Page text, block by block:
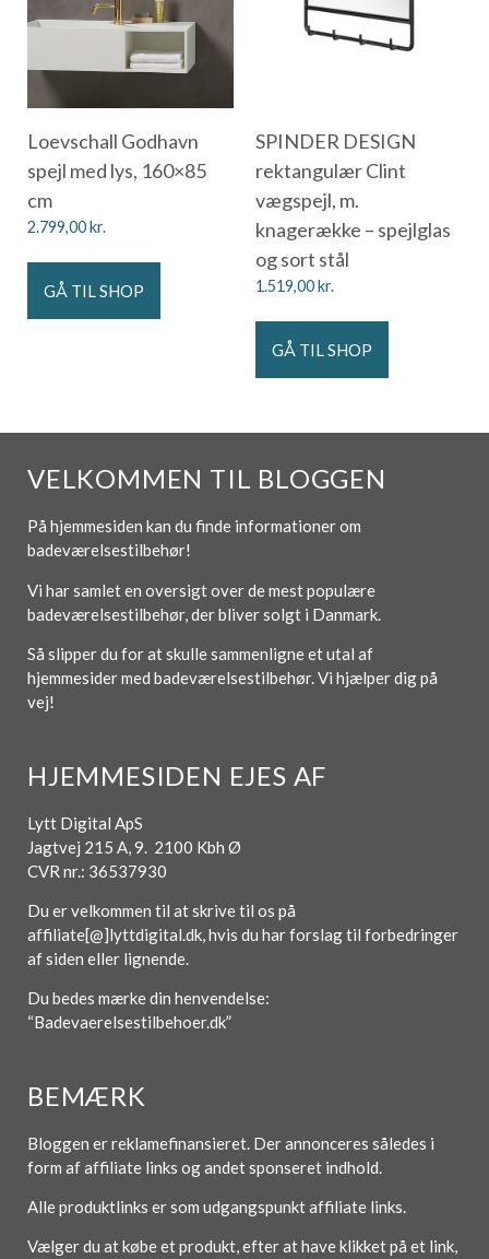
Loevschall Godhavn
spejl med lys, 160×85
cm
2.799,00kr.
GÅ TIL SHOP
SPINDER DESIGN
rektangulær Clint
vægspejl, m.
knagerække – spejlglas
og sort stål
1.519,00kr.
GÅ TIL SHOP
VELKOMMEN TIL BLOGGEN
På hjemmesiden kan du finde informationer om
badeværelsestilbehør!
Vi har samlet en oversigt over de mest populære
badeværelsestilbehør, der bliver solgt i Danmark.
Så slipper du for at skulle sammenligne et utal af
hjemmesider med badeværelsestilbehør. Vi hjælper dig på
vej!
HJEMMESIDEN EJES AF
Lytt Digital ApS
Jagtvej 215 A, 9. 2100 Kbh Ø
CVR nr.: 36537930
Du er velkommen til at skrive til os på
affiliate[@]lyttdigital.dk, hvis du har forslag til forbedringer
af siden eller lignende.
Du bedes mærke din henvendelse:
“Badevaerelsestilbehoer.dk”
BEMÆRK
Bloggen er reklamefinansieret. Der annonceres således i
form af affiliate links og andet sponseret indhold.
Alle produktlinks er som udgangspunkt affiliate links.
Vælger du at købe et produkt, efter at have klikket på et link,